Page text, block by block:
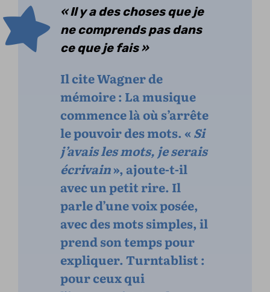
« Il y a des choses que je
ne comprends pas dans
ce que je fais »
Il cite Wagner de
mémoire : La musique
commence là où s’arrête
le pouvoir des mots. « Si
j’avais les mots, je serais
écrivain», ajoute-t-il
avec un petit rire. Il
parle d’une voix posée,
avec des mots simples, il
prend son temps pour
expliquer. Turntablist :
pour ceux qui